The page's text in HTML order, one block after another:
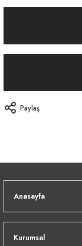
Paylaş
Anasayfa
Kurumsal